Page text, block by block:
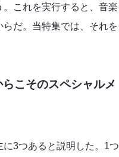
。これを実行すると、音楽
だ。当特集では、それを
こそのスペシャルメ
3つあると説明した。1つ